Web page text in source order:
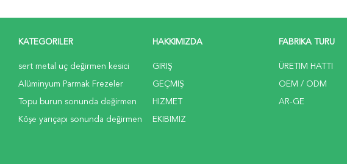
KATEGORILER
sert metal uç değirmen kesici
Alüminyum Parmak Frezeler
Topu burun sonunda değirmen
Köşe yarıçapı sonunda değirmen
HAKKIMIZDA
GIRIŞ
GEÇMIŞ
HIZMET
EKIBIMIZ
FABRIKA TURU
ÜRETIM HATTI
OEM / ODM
AR-GE